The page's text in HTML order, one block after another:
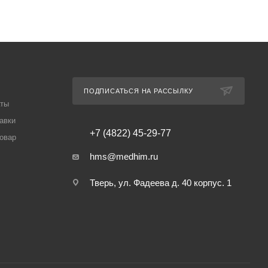
ПОДПИСАТЬСЯ НА РАССЫЛКУ
+7 (4822) 45-29-77
hms@medhim.ru
Тверь, ул. Фадеева д. 40 корпус. 1